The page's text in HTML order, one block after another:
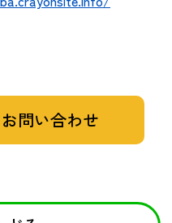
問い合わせ